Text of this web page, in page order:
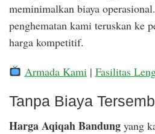
meminimalkan biaya
penghematan kami teruskan ke
harga kompetitif.
Armada Kami | Fasilitas
Tanpa Biaya
Harga Aqiqah Bandung yang